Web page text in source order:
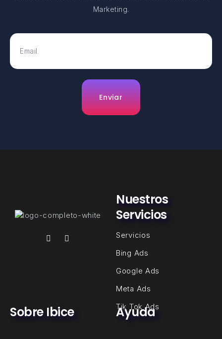
Marketing.
Enviar
Nuestros
Servicios
Servicios
Bing Ads
Google Ads
Meta Ads
Tik Tok Ads
Sobre Ibice Ayuda